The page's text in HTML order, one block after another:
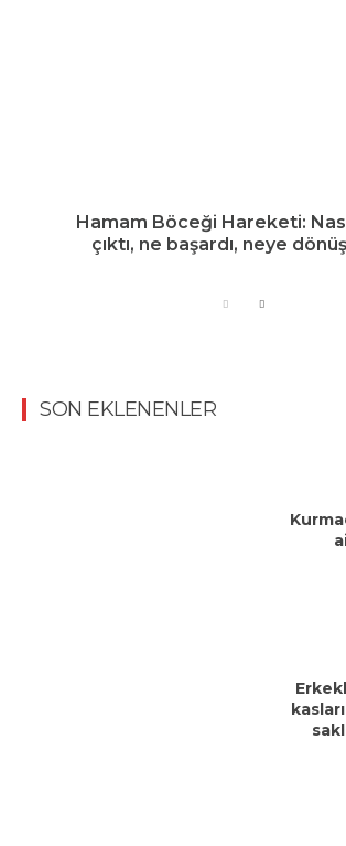
Hamam Böceği Hareketi:
çıktı, ne başardı, neye
SON EKLENENLER